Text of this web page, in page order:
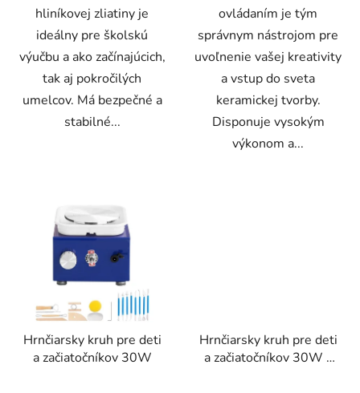
hliníkovej zliatiny je
ideálny pre školskú
výučbu a ako začínajúcich,
tak aj pokročilých
umelcov. Má bezpečné a
stabilné...
ovládaním je tým
správnym nástrojom pre
uvoľnenie vašej kreativity
a vstup do sveta
keramickej tvorby.
Disponuje vysokým
výkonom a...
Hrnčiarsky kruh pre deti
a začiatočníkov 30W
Hrnčiarsky kruh pre deti
a začiatočníkov 30W -